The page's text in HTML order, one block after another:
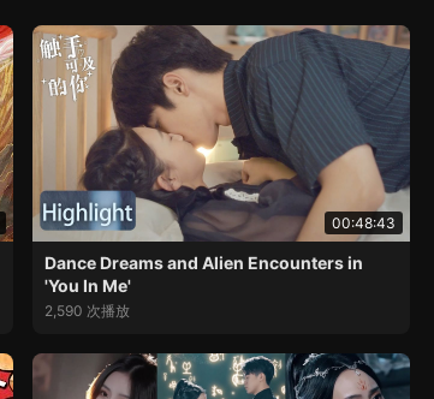
00:48:43
Dance Dreams and Alien Encounters in
'You In Me'
2,590 次播放